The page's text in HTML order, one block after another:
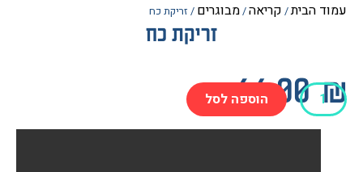
/קריאה/ מבוגרים/ זריקת כח
זריקת כח
הוספה לסל